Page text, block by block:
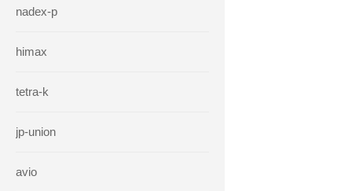
nadex-p
himax
tetra-k
jp-union
avio